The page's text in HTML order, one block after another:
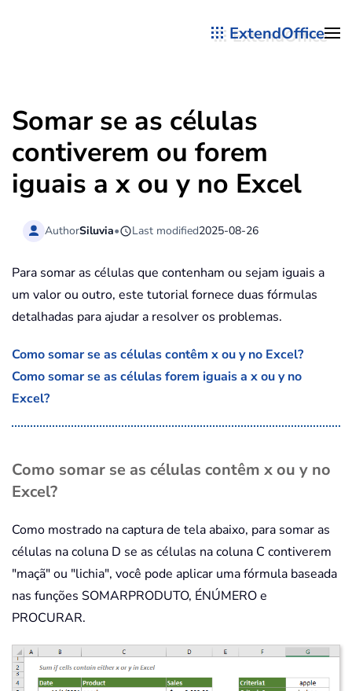
ExtendOffice
Somar se as células
contiverem ou forem
iguais a x ou y no Excel
AuthorSiluvia• Last modified2025-08-26
Para somar as células que contenham ou sejam iguais a
um valor ou outro, este tutorial fornece duas fórmulas
detalhadas para ajudar a resolver os problemas.
Como somar se as células contêm x ou y no Excel?
Como somar se as células forem iguais a x ou y no
Excel?
Como somar se as células contêm x ou y no
Excel?
Como mostrado na captura de tela abaixo, para somar as
células na coluna D se as células na coluna C contiverem
"maçã" ou "lichia", você pode aplicar uma fórmula baseada
nas funções SOMARPRODUTO, ÉNÚMERO e
PROCURAR.